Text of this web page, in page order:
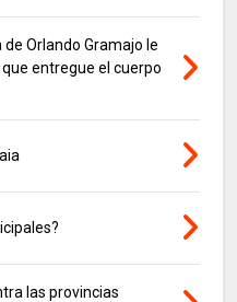
Orlando Gramajo le
entregue el cuerpo
las provincias